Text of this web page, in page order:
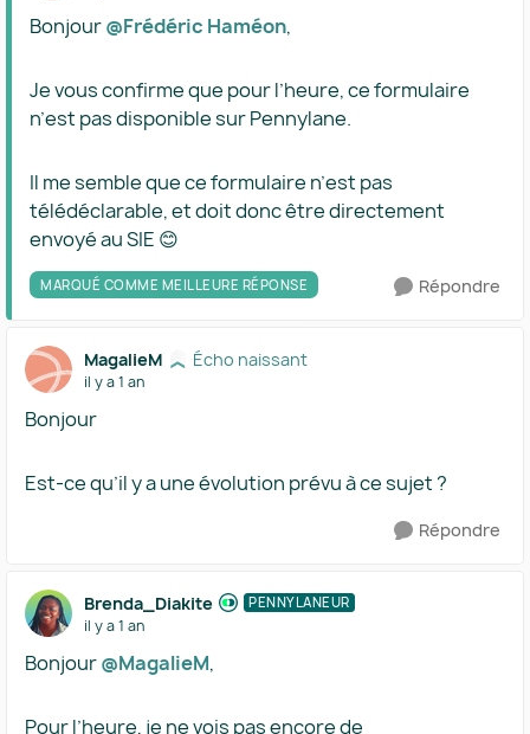
Bonjour@Frédéric Haméon,
Je vous confirme que pour l’heure, ce formulaire
n’est pas disponible sur Pennylane.
Il me semble que ce formulaire n’est pas
télédéclarable, et doit donc être directement
envoyé au SIE 😊
MARQUÉ COMME MEILLEURE RÉPONSE Répondre
MagalieM Écho naissant
il y a 1 an
Bonjour
Est-ce qu’il y a une évolution prévu à ce sujet ?
Répondre
Brenda_Diakite PENNYLANEUR
il y a 1 an
Bonjour@MagalieM,
Pour l’heure, je ne vois pas encore de